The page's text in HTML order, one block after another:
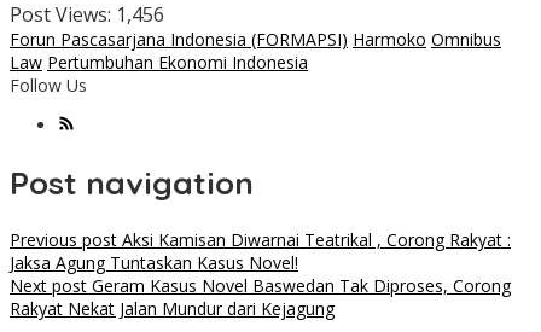
Post Views: 1,456
Forun Pascasarjana Indonesia (FORMAPSI) Harmoko Omnibus
Law Pertumbuhan Ekonomi Indonesia
Follow Us
Post navigation
Previous post Aksi Kamisan Diwarnai Teatrikal , Corong Rakyat :
Jaksa Agung Tuntaskan Kasus Novel!
Next post Geram Kasus Novel Baswedan Tak Diproses, Corong
Rakyat Nekat Jalan Mundur dari Kejagung